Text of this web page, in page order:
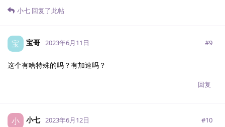
小七 回复了此帖
宝 宝哥 2023年6月11日 #9
这个有啥特殊的吗？有加速吗？
回复
小 小七 2023年6月12日 #10